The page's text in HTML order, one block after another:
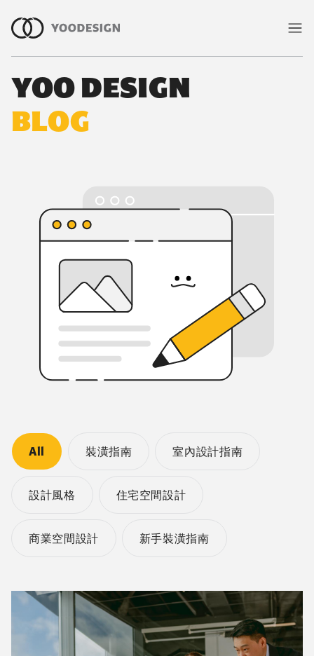
室內裝修知識與室內設計指
YOO DESIGN
BLOG
All 裝潢指南 室內設計指南
設計風格 住宅空間設計
商業空間設計 新手裝潢指南